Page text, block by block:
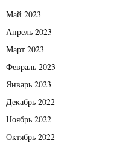
Май 2023
Апрель 2023
Март 2023
Февраль 2023
Январь 2023
Декабрь 2022
Ноябрь 2022
Октябрь 2022